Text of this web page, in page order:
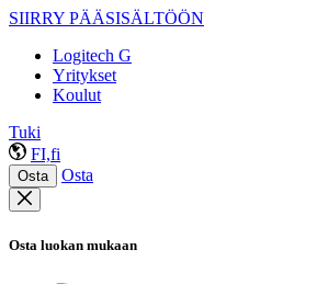
SIIRRY PÄÄSISÄLTÖÖN
Logitech G
Yritykset
Koulut
Tuki
FI,fi
Osta Osta
Osta luokan mukaan